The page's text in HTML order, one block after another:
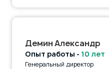
Демин Александр
Опыт работы - 10 лет
Генеральный директор